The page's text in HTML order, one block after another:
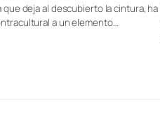
deja al descubierto la cintura, ha
a un elemento…